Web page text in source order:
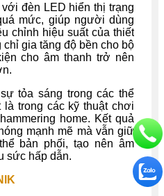
đèn LED hiển thị trạng
mức, giúp người dùng
chỉnh hiệu suất của thiết
chỉ gia tăng độ bền cho bộ
cho âm thanh trở nên
tỏa sáng trong các thể
là trong các kỹ thuật chơi
home. Kết quả
mạnh mẽ mà vẫn giữ
bản phối, tạo nên âm
sức hấp dẫn.